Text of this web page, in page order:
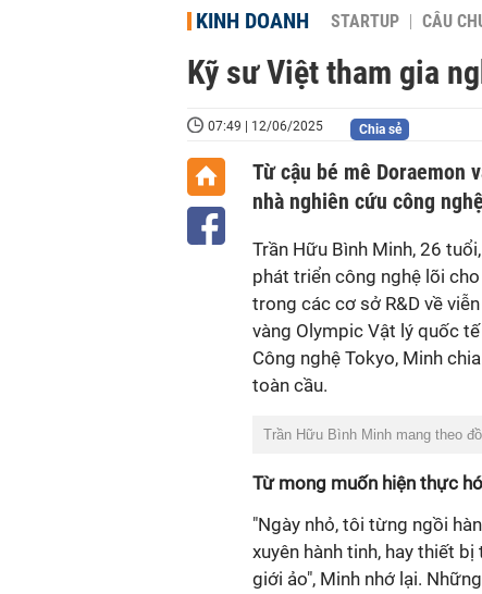
KINH DOANH STARTUP CÂU
Kỹ sư Việt tham gia
07:49 | 12/06/2025 Chia sẻ
Từ cậu bé mê Doraemon
nhà nghiên cứu công
Trần Hữu Bình Minh, 26
phát triển công nghệ lõi
trong các cơ sở R&D về
vàng Olympic Vật lý quốc
Công nghệ Tokyo, Minh
toàn cầu.
Trần Hữu Bình Minh mang theo
Từ mong muốn hiện thực
"Ngày nhỏ, tôi từng ngồi
xuyên hành tinh, hay thiết
giới ảo", Minh nhớ lại.